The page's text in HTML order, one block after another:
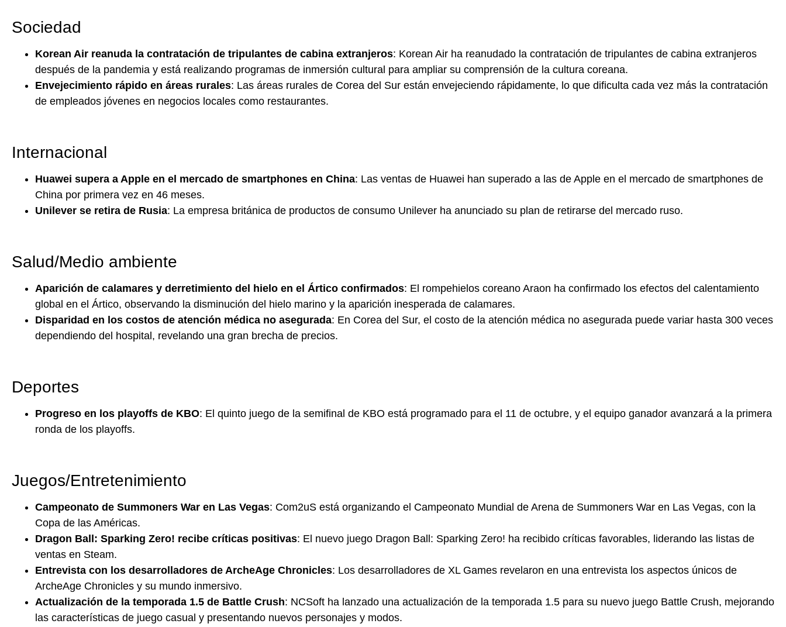
Sociedad
Korean Air reanuda la contratación de tripulantes de cabina extranjeros: Korean Air ha reanudado la contratación de tripulantes de cabina extranjeros
después de la pandemia y está realizando programas de inmersión cultural para ampliar su comprensión de la cultura coreana.
Envejecimiento rápido en áreas rurales: Las áreas rurales de Corea del Sur están envejeciendo rápidamente, lo que dificulta cada vez más la contratación
de empleados jóvenes en negocios locales como restaurantes.
Internacional
Huawei supera a Apple en el mercado de smartphones en China: Las ventas de Huawei han superado a las de Apple en el mercado de smartphones de
China por primera vez en 46 meses.
Unilever se retira de Rusia: La empresa británica de productos de consumo Unilever ha anunciado su plan de retirarse del mercado ruso.
Salud/Medio ambiente
Aparición de calamares y derretimiento del hielo en el Ártico confirmados: El rompehielos coreano Araon ha confirmado los efectos del calentamiento
global en el Ártico, observando la disminución del hielo marino y la aparición inesperada de calamares.
Disparidad en los costos de atención médica no asegurada: En Corea del Sur, el costo de la atención médica no asegurada puede variar hasta 300 veces
dependiendo del hospital, revelando una gran brecha de precios.
Deportes
Progreso en los playoffs de KBO: El quinto juego de la semifinal de KBO está programado para el 11 de octubre, y el equipo ganador avanzará a la primera
ronda de los playoffs.
Juegos/Entretenimiento
Campeonato de Summoners War en Las Vegas: Com2uS está organizando el Campeonato Mundial de Arena de Summoners War en Las Vegas, con la
Copa de las Américas.
Dragon Ball: Sparking Zero! recibe críticas positivas: El nuevo juego Dragon Ball: Sparking Zero! ha recibido críticas favorables, liderando las listas de
ventas en Steam.
Entrevista con los desarrolladores de ArcheAge Chronicles: Los desarrolladores de XL Games revelaron en una entrevista los aspectos únicos de
ArcheAge Chronicles y su mundo inmersivo.
Actualización de la temporada 1.5 de Battle Crush: NCSoft ha lanzado una actualización de la temporada 1.5 para su nuevo juego Battle Crush, mejorando
las características de juego casual y presentando nuevos personajes y modos.